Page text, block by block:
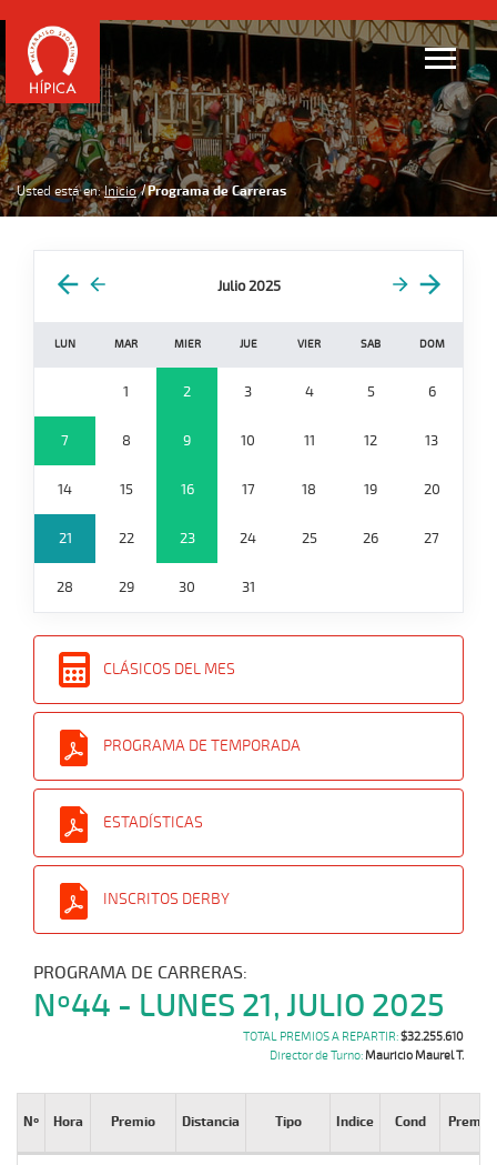
Usted está en: Inicio Programa de Carreras
Julio 2025
LUN MAR MIER JUE VIER SAB DOM
1 2 3 4 5 6
7 8 9 10 11 12 13
14 15 16 17 18 19 20
21 22 23 24 25 26 27
28 29 30 31
CLÁSICOS DEL MES
PROGRAMA DE TEMPORADA
ESTADÍSTICAS
INSCRITOS DERBY
PROGRAMA DE CARRERAS:
Nº44 - LUNES 21, JULIO 2025
TOTAL PREMIOS A REPARTIR:$32.255.610
Director de Turno: Mauricio Maurel T.
Nº Hora Premio Distancia Tipo Indice Cond Premio